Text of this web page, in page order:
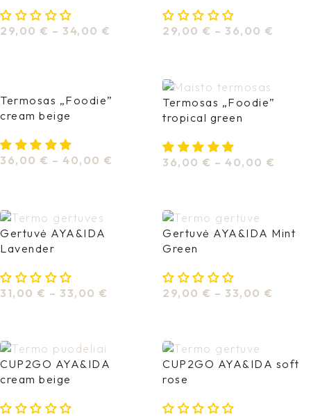
29,00 € – 34,00 € 29,00 € – 36,00 €
Termosas „Foodie”
cream beige
36,00 € – 40,00 €
Termosas „Foodie”
tropical green
36,00 € – 40,00 €
Gertuvė AYA&IDA
Lavender
31,00 € – 33,00 €
Gertuvė AYA&IDA Mint
Green
29,00 € – 33,00 €
CUP2GO AYA&IDA
cream beige
CUP2GO AYA&IDA soft
rose